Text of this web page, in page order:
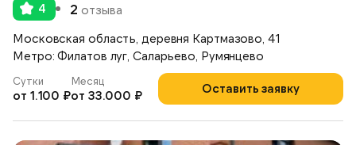
4 2 отзыва
Московская область, деревня Картмазово, 41
Метро: Филатов луг, Саларьево, Румянцево
Оставить заявку
Сутки
от 1.100 ₽
Месяц
от 33.000 ₽